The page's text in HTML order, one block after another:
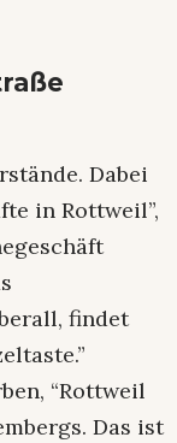
Dabei
in Rottweil”,
findet
“Rottweil
Das ist